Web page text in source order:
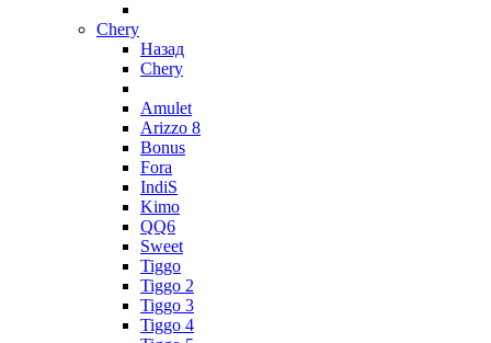
Chery
Назад
Chery
Amulet
Arizzo 8
Bonus
Fora
IndiS
Kimo
QQ6
Sweet
Tiggo
Tiggo 2
Tiggo 3
Tiggo 4